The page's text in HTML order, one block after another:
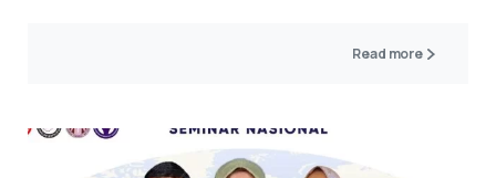
Read more